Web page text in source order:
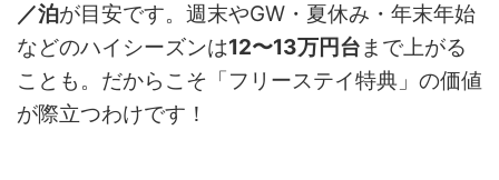
／泊が目安です。週末やGW・夏休み・年末年始
などのハイシーズンは12〜13万円台まで上がる
ことも。だからこそ「フリーステイ特典」の価値
が際立つわけです！